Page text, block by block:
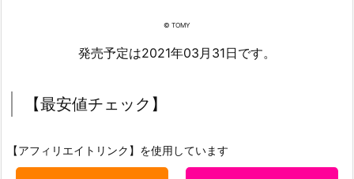
© TOMY
発売予定は2021年03月31日です。
【最安値チェック】
【アフィリエイトリンク】を使用しています